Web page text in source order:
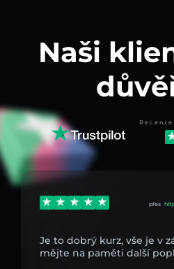
Naši
přes
Je to dobrý kurz, vše je v
mějte na paměti další